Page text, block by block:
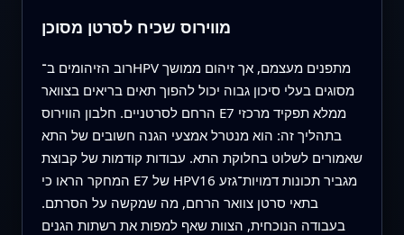
מווירוס שכיח לסרטן מסוכן
רוב הזיהומים ב־HPV מתפנים מעצמם, אך זיהום ממושך
מסוגים בעלי סיכון גבוה יכול להפוך תאים בריאים בצוואר
הרחם לסרטניים. חלבון הווירוס E7 ממלא תפקיד מרכזי
בתהליך זה: הוא מנטרל אמצעי הגנה חשובים של התא
שאמורים לשלוט בחלוקת התא. עבודות קודמות של קבוצת
המחקר הראו כי E7 של HPV16 מגביר תכונות דמויות־גזע
בתאי סרטן צוואר הרחם, מה שמקשה על הסרתם.
בעבודה הנוכחית, הצוות שאף למפות את רשתות הגנים